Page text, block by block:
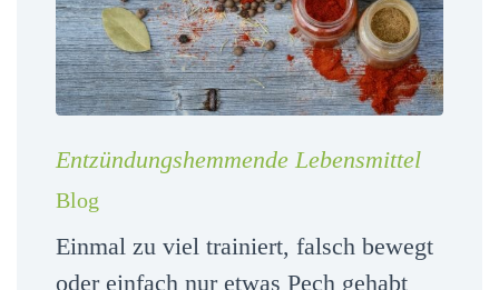
Entzündungshemmende Lebensmittel
Blog
Einmal zu viel trainiert, falsch bewegt
oder einfach nur etwas Pech gehabt